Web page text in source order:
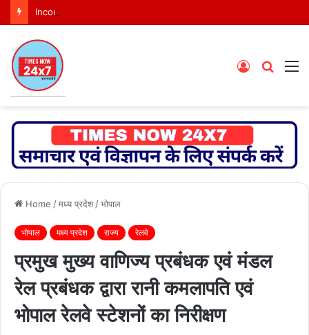
Search
Log
Home /मध्य प्रदेश /भोपाल
भोपाल मध्य प्रदेश राज्य रेलवे
प्रमुख मुख्य वाणिज्य प्रबंधक एवं मंडल
रेल प्रबंधक द्वारा रानी कमलापति एवं
भोपाल रेलवे स्टेशनों का निरीक्षण